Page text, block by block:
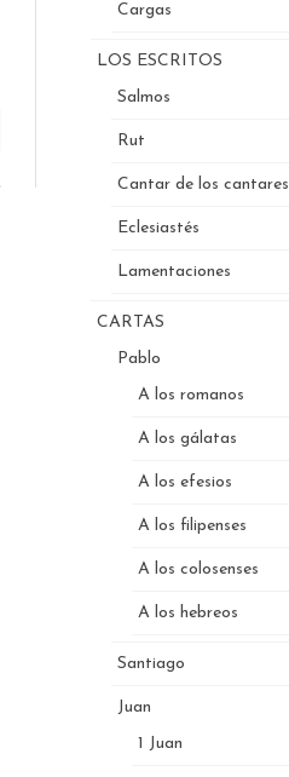
Cargas
LOS ESCRITOS
Salmos
Rut
Cantar de los cantares
Eclesiastés
Lamentaciones
CARTAS
Pablo
A los romanos
A los gálatas
A los efesios
A los filipenses
A los colosenses
A los hebreos
Santiago
Juan
1 Juan